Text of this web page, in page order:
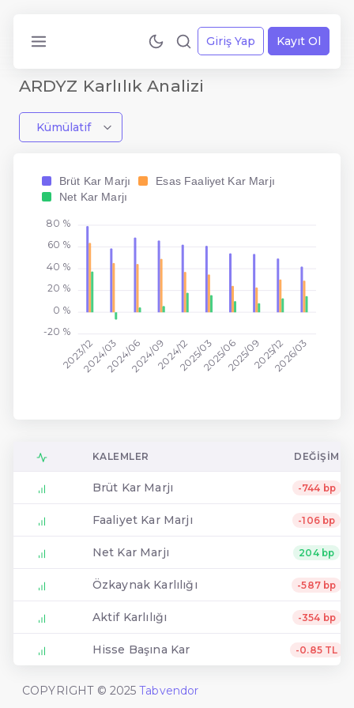
Giriş Yap Kayıt Ol
ARDYZ Karlılık Analizi
Kümülatif
Brüt Kar Marjı
Esas Faaliyet Kar Marjı
Net Kar Marjı
2023/122024/032024/062024/092024/122025/032025/062025/092025/122026/03
80 %
60 %
40 %
20 %
0 %
-20 %
KALEMLER DEĞIŞIM
Brüt Kar Marjı -744 bp
Faaliyet Kar Marjı -106 bp
Net Kar Marjı 204 bp
Özkaynak Karlılığı -587 bp
Aktif Karlılığı -354 bp
Hisse Başına Kar -0.85 TL
COPYRIGHT © 2025 Tabvendor